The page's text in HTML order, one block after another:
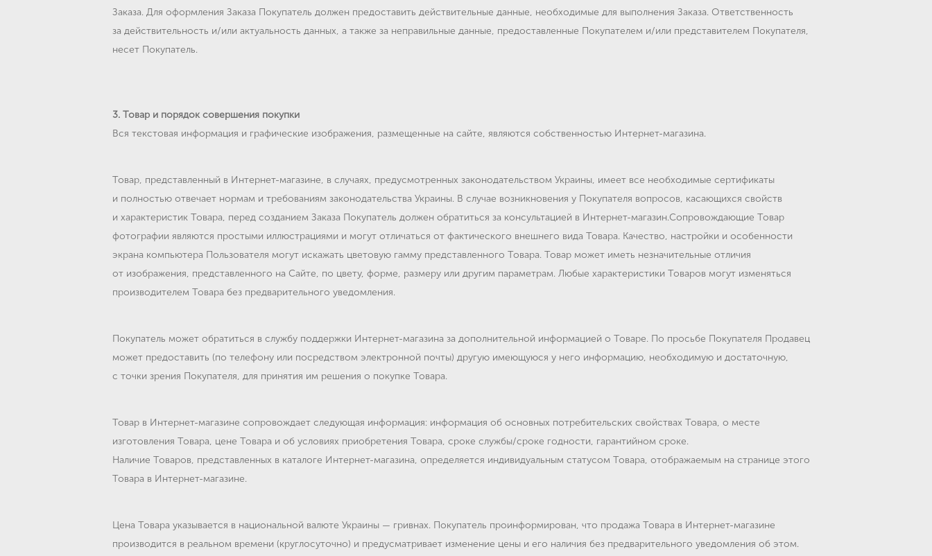
Заказа. Для оформления Заказа Покупатель должен предоставить действительные данные, необходимые для выполнения Заказа. Ответственность
за действительность и/или актуальность данных, а также за неправильные данные, предоставленные Покупателем и/или представителем Покупателя,
несет Покупатель.
3. Товар и порядок совершения покупки
Вся текстовая информация и графические изображения, размещенные на сайте, являются собственностью Интернет-магазина.
Товар, представленный в Интернет-магазине, в случаях, предусмотренных законодательством Украины, имеет все необходимые сертификаты
и полностью отвечает нормам и требованиям законодательства Украины. В случае возникновения у Покупателя вопросов, касающихся свойств
и характеристик Товара, перед созданием Заказа Покупатель должен обратиться за консультацией в Интернет-магазин.Сопровождающие Товар
фотографии являются простыми иллюстрациями и могут отличаться от фактического внешнего вида Товара. Качество, настройки и особенности
экрана компьютера Пользователя могут искажать цветовую гамму представленного Товара. Товар может иметь незначительные отличия
от изображения, представленного на Сайте, по цвету, форме, размеру или другим параметрам. Любые характеристики Товаров могут изменяться
производителем Товара без предварительного уведомления.
Покупатель может обратиться в службу поддержки Интернет-магазина за дополнительной информацией о Товаре. По просьбе Покупателя Продавец
может предоставить (по телефону или посредством электронной почты) другую имеющуюся у него информацию, необходимую и достаточную,
с точки зрения Покупателя, для принятия им решения о покупке Товара.
Товар в Интернет-магазине сопровождает следующая информация: информация об основных потребительских свойствах Товара, о месте
изготовления Товара, цене Товара и об условиях приобретения Товара, сроке службы/сроке годности, гарантийном сроке.
Наличие Товаров, представленных в каталоге Интернет-магазина, определяется индивидуальным статусом Товара, отображаемым на странице этого
Товара в Интернет-магазине.
Цена Товара указывается в национальной валюте Украины — гривнах. Покупатель проинформирован, что продажа Товара в Интернет-магазине
производится в реальном времени (круглосуточно) и предусматривает изменение цены и его наличия без предварительного уведомления об этом.